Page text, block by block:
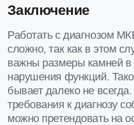
Заключение
Работать с диагнозом
сложно, так как в этом
важны размеры камней в
нарушения функций.
бывает далеко не
требования к диагнозу
можно претендовать на